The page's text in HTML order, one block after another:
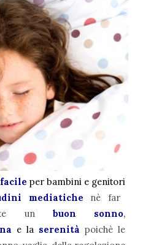
per bambini e genitori
mediatiche nè far
un buon sonno,
e la serenità poichè le